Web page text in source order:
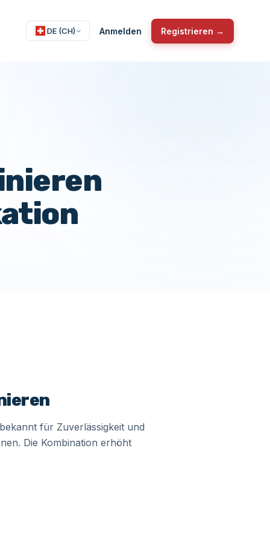
DE (CH) Anmelden Registrieren →
für Zuverlässigkeit und
Die Kombination erhöht